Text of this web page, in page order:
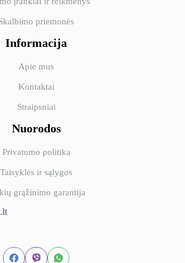
priemonės
Informacija
Apie mus
Kontaktai
Straipsniai
Nuorodos
Privatumo politika
Taisyklės ir sąlygos
grąžinimo garantija